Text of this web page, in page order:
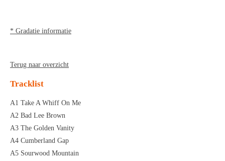
* Gradatie informatie
Terug naar overzicht
Tracklist
A1 Take A Whiff On Me
A2 Bad Lee Brown
A3 The Golden Vanity
A4 Cumberland Gap
A5 Sourwood Mountain